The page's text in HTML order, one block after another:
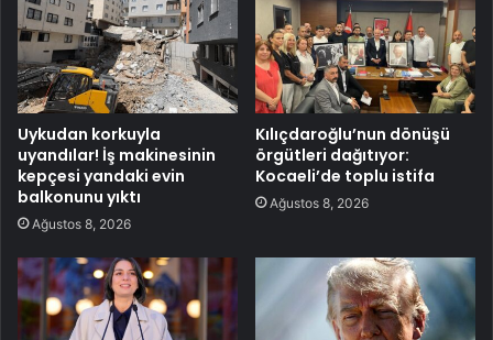
Uykudan korkuyla
uyandılar! İş makinesinin
kepçesi yandaki evin
balkonunu yıktı
Ağustos 8, 2026
Kılıçdaroğlu’nun dönüşü
örgütleri dağıtıyor:
Kocaeli’de toplu istifa
Ağustos 8, 2026